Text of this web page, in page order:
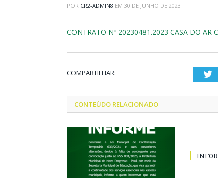
POR CR2-ADMIN8 EM 30 DE JUNHO DE 2023
CONTRATO Nº 20230481.2023 CASA DO AR
COMPARTILHAR:
CONTEÚDO RELACIONADO